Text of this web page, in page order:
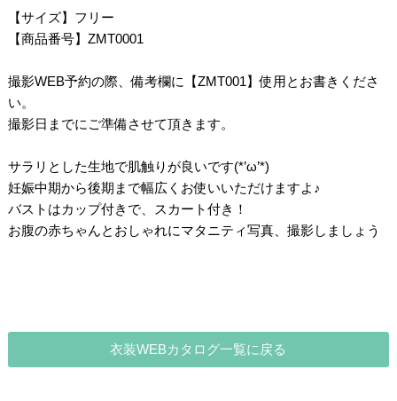
【サイズ】フリー
【商品番号】ZMT0001
撮影WEB予約の際、備考欄に【ZMT001】使用とお書きくださ
い。
撮影日までにご準備させて頂きます。
サラリとした生地で肌触りが良いです(*’ω’*)
妊娠中期から後期まで幅広くお使いいただけますよ♪
バストはカップ付きで、スカート付き！
お腹の赤ちゃんとおしゃれにマタニティ写真、撮影しましょう
衣装WEBカタログ一覧に戻る